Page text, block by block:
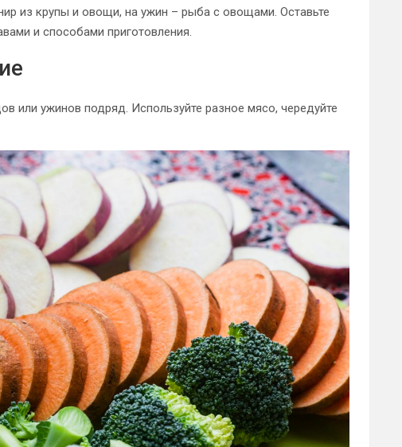
из крупы и овощи, на ужин – рыба с овощами. Оставьте
и способами приготовления.
или ужинов подряд. Используйте разное мясо, чередуйте